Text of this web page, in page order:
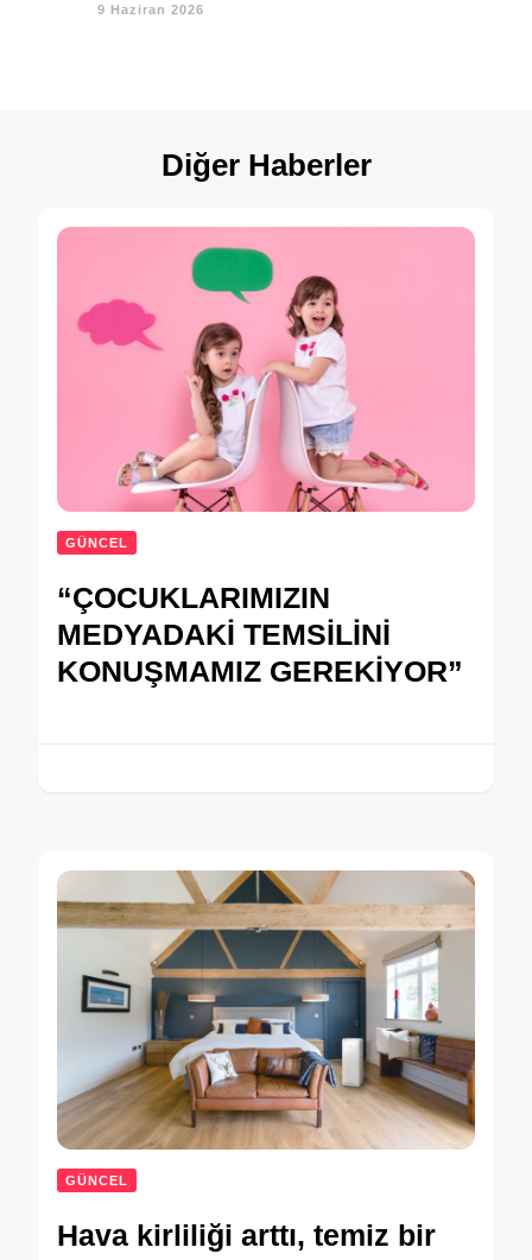
9 Haziran 2026
Diğer Haberler
GÜNCEL
“ÇOCUKLARIMIZIN
MEDYADAKİ TEMSİLİNİ
KONUŞMAMIZ GEREKİYOR”
GÜNCEL
Hava kirliliği arttı, temiz bir